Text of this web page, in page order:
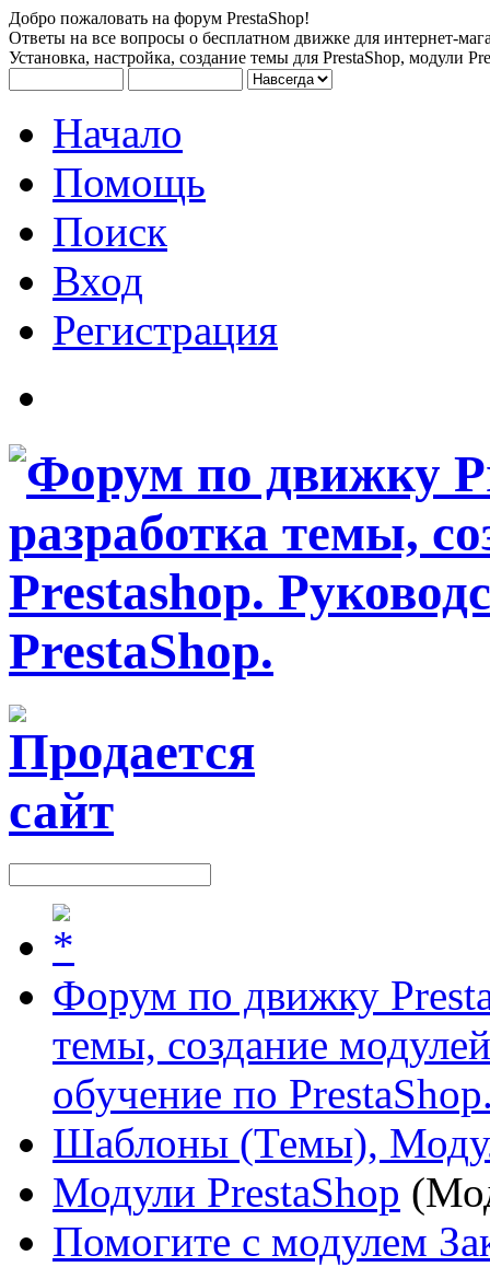
Добро пожаловать на форум PrestaShop!
Ответы на все вопросы о бесплатном движке для интернет-
Установка, настройка, создание темы для PrestaShop, модули
Начало
Помощь
Поиск
Вход
Регистрация
Форум по движку
темы, создание
обучение по
Шаблоны (Темы),
Модули PrestaShop
Помогите с модулем